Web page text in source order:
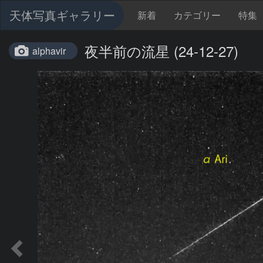
天体写真ギャラリー 新着 カテゴリー 特集
alphavir 夜半前の流星 (24-12-27)